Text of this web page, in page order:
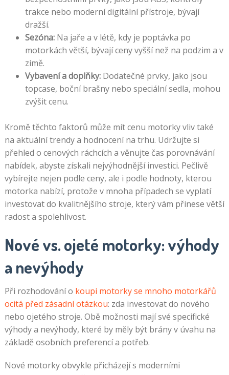
trakce nebo moderní digitální přístroje, bývají
dražší.
Sezóna:Na jaře a v létě, kdy je poptávka po
motorkách větší, bývají ceny vyšší než na podzim a v
zimě.
Vybavení a doplňky:Dodatečné prvky, jako jsou
topcase, boční brašny nebo speciální sedla, mohou
zvýšit cenu.
Kromě těchto faktorů může mít cenu motorky vliv také
na aktuální trendy a hodnocení na trhu. Udržujte si
přehled o cenových ráchcích a věnujte čas porovnávání
nabídek, abyste získali nejvýhodnější investici. Pečlivě
vybírejte nejen podle ceny, ale i podle hodnoty, kterou
motorka nabízí, protože v mnoha případech se vyplatí
investovat do kvalitnějšího stroje, který vám přinese větší
radost a spolehlivost.
Nové vs. ojeté motorky: výhody
a nevýhody
Při rozhodování o koupi motorky se mnoho motorkářů
ocitá před zásadní otázkou: zda investovat do nového
nebo ojetého stroje. Obě možnosti mají své specifické
výhody a nevýhody, které by měly být brány v úvahu na
základě osobních preferencí a potřeb.
Nové motorky obvykle přicházejí s moderními